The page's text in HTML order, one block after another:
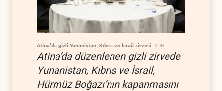
Atina'da gizli Yunanistan, Kıbrıs ve İsrail zirvesi YDH
Atina’da düzenlenen gizli zirvede
Yunanistan, Kıbrıs ve İsrail,
Hürmüz Boğazı’nın kapanmasını